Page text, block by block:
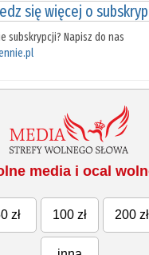
się więcej o
subskrypcji? Napisz do nas
media i ocal
zł 100 zł 200 zł